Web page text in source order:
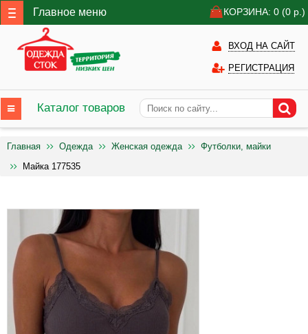
Главное меню КОРЗИНА: 0 (0 р.)
ВХОД НА САЙТ
РЕГИСТРАЦИЯ
Каталог товаров
Главная Одежда Женская одежда
Футболки, майки
Майка 177535